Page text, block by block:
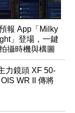
報 App「Milky
」登場，一鍵
攝時機與構圖
力鏡頭 XF 50-
WR II 傳將